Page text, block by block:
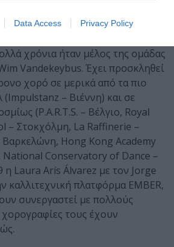
Data Access Privacy Policy
/ Ανωτάτη Σχολή Χορού και
χρόνια ήταν μέλος της ομάδας
Vandekeybus. Έχει προσκληθεί
χορό σε μερικά από τα πιο
(Impulstanz – Βιέννη) και σε
(P.A.R.T.S. – Βέλγιο, Royal
– Στοκχόλμη, La Raffinerie –
Βαρκελώνη, Hong Kong Academy
Conservatory of Dance –
η Laura Arís Álvarez με τον Jorge
καλλιτεχνική πλατφόρμα EMBER,
συνεργαστεί με πολλούς
χορογραφίες τους έχουν